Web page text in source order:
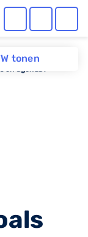
tonen
en agenda?